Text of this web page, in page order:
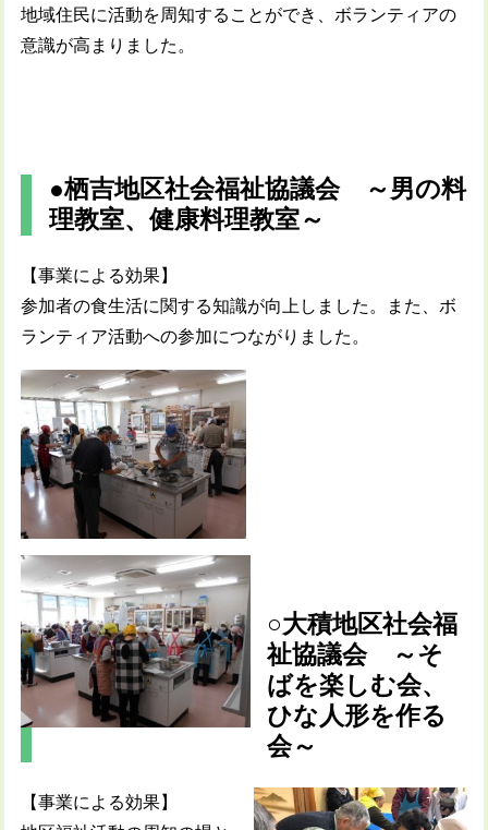
地域住民に活動を周知することができ、ボランティアの
意識が高まりました。
●栖吉地区社会福祉協議会 ～男の料
理教室、健康料理教室～
【事業による効果】
参加者の食生活に関する知識が向上しました。また、ボ
ランティア活動への参加につながりました。
○大積地区社会福
祉協議会 ～そ
ばを楽しむ会、
ひな人形を作る
会～
【事業による効果】